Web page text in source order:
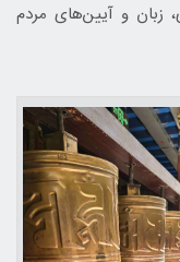
و آیین‌های مردم